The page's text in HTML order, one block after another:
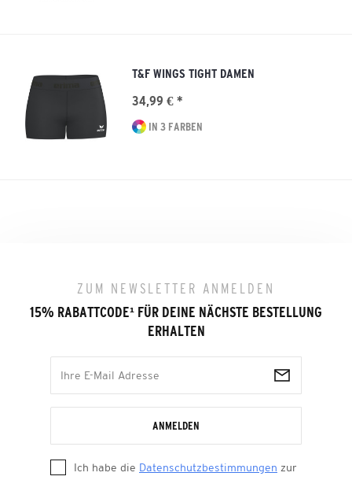
T&F WINGS TIGHT DAMEN
34,99 € *
IN 3 FARBEN
ZUM NEWSLETTER ANMELDEN
15% RABATTCODE¹ FÜR DEINE NÄCHSTE BESTELLUNG
ERHALTEN
ANMELDEN
Ich habe die Datenschutzbestimmungen zur